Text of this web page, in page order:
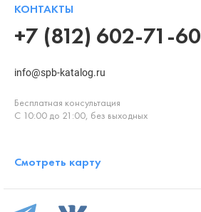
КОНТАКТЫ
+7 (812) 602-71-60
info@spb-katalog.ru
Бесплатная консультация
С 10:00 до 21:00, без выходных
Смотреть карту